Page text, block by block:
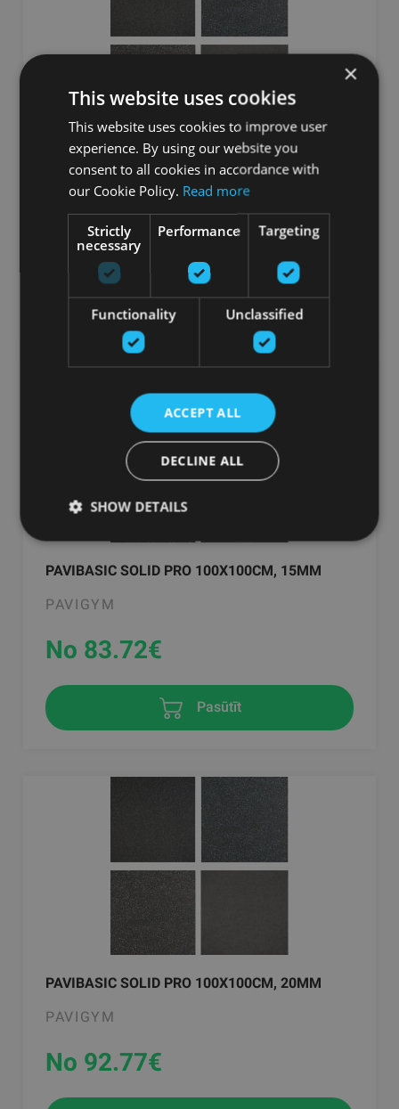
PAVIBASIC SOLID PRO 100X100CM, 10MM
PAVIGYM
No 76.93 €
Pasūtīt
PAVIBASIC SOLID PRO 100X100CM, 15MM
PAVIGYM
No 83.72€
Pasūtīt
PAVIBASIC SOLID PRO 100X100CM, 20MM
PAVIGYM
No 92.77€
×
This website uses cookies
This website uses cookies to improve user
experience. By using our website you
consent to all cookies in accordance with
our Cookie Policy. Read more
Strictly
necessary
Performance Targeting
Functionality Unclassified
ACCEPT ALL
DECLINE ALL
SHOW DETAILS